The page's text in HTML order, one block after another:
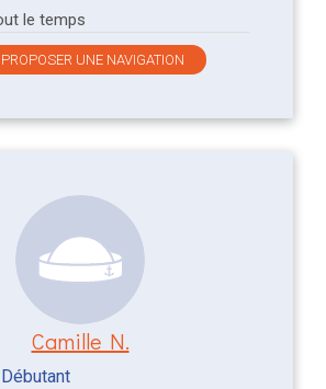
le temps
UNE NAVIGATION
Camille N.